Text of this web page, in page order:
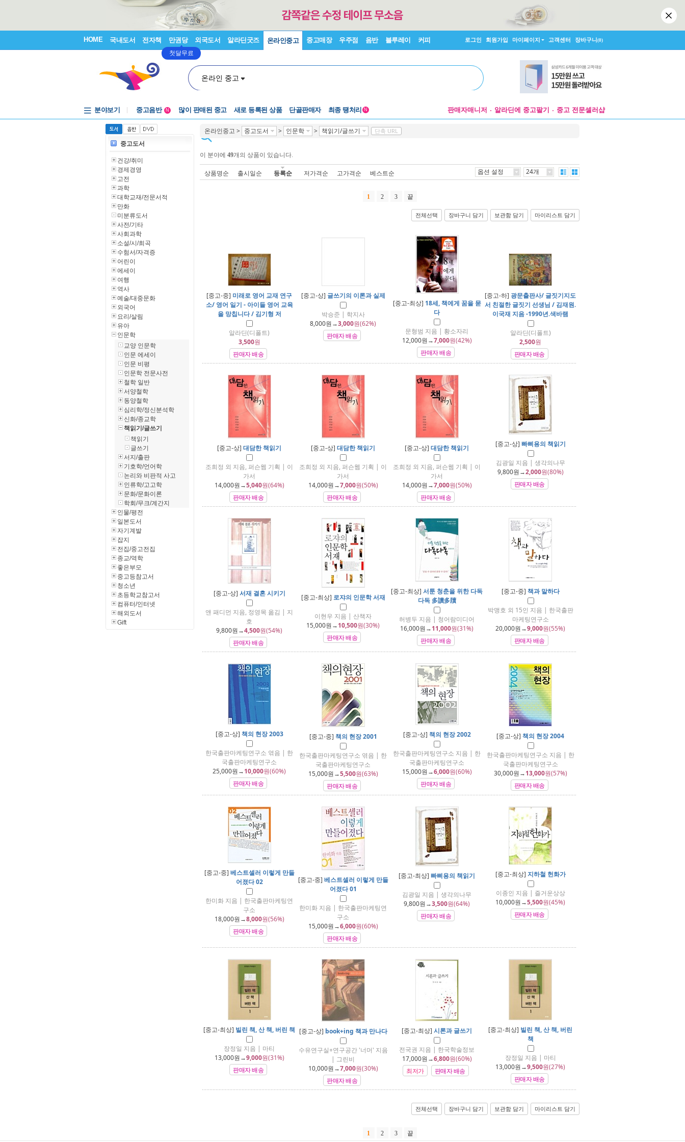
HOME 국내도서 전자책 만권당
첫달무료
외국도서 알라딘굿즈 온라인중고 중고매장 우주점 음반 블루레이 커피 로그인 회원가입 마이페이지 고객센터 장바구니(0)
온라인 중고
분야보기
중고음반
1천원부터
중고음반
N 많이 판매된 중고 새로 등록된 상품 단골판매자 최종 땡처리 N 판매자매니저 알라딘에 중고팔기 중고 전문셀러샵
온라인중고 > 중고도서 > 인문학 > 책읽기/글쓰기 단축 URL
이 분야에 49개의 상품이 있습니다.
상품명순 출시일순 등록순 저가격순 고가격순 베스트순 옵션 설정 24개
1 2 3 끝
전체선택 장바구니 담기 보관함 담기 마이리스트 담기
[중고-중] 미래로 영어 교재 연구
소/ 영어 일기 - 아이들 영어 교육
을 망칩니다 / 김기형 저
알라딘(디폴트)
3,500원
판매자 배송
[중고-상] 글쓰기의 이론과 실제
박승준 | 학지사
8,000원→3,000원(62%)
판매자 배송
[중고-최상] 18세, 책에게 꿈을 묻
다
문형범 지음 | 황소자리
12,000원→7,000원(42%)
판매자 배송
[중고-하] 광문출판사/ 글짓기지도
서 친절한 글짓기 선생님 / 김재원.
이국재 지음 -1990년.색바램
알라딘(디폴트)
2,500원
판매자 배송
[중고-상] 대담한 책읽기
조희정 외 지음, 퍼슨웹 기획 | 이
가서
14,000원→5,040원(64%)
판매자 배송
[중고-상] 대담한 책읽기
조희정 외 지음, 퍼슨웹 기획 | 이
가서
14,000원→7,000원(50%)
판매자 배송
[중고-상] 대담한 책읽기
조희정 외 지음, 퍼슨웹 기획 | 이
가서
14,000원→7,000원(50%)
판매자 배송
[중고-상] 빠삐용의 책읽기
김광일 지음 | 생각의나무
9,800원→2,000원(80%)
판매자 배송
[중고-상] 서재 결혼 시키기
앤 패디먼 지음, 정영목 옮김 | 지
호
9,800원→4,500원(54%)
판매자 배송
[중고-최상] 로쟈의 인문학 서재
이현우 지음 | 산책자
15,000원→10,500원(30%)
판매자 배송
[중고-최상] 서툰 청춘을 위한 다독
다독 多讀多牘
허병두 지음 | 청어람미디어
16,000원→11,000원(31%)
판매자 배송
[중고-중] 책과 말하다
박맹호 외 15인 지음 | 한국출판
마케팅연구소
20,000원→9,000원(55%)
판매자 배송
[중고-상] 책의 현장 2003
한국출판마케팅연구소 엮음 | 한
국출판마케팅연구소
25,000원→10,000원(60%)
판매자 배송
[중고-중] 책의 현장 2001
한국출판마케팅연구소 엮음 | 한
국출판마케팅연구소
15,000원→5,500원(63%)
판매자 배송
[중고-상] 책의 현장 2002
한국출판마케팅연구소 지음 | 한
국출판마케팅연구소
15,000원→6,000원(60%)
판매자 배송
[중고-상] 책의 현장 2004
한국출판마케팅연구소 지음 | 한
국출판마케팅연구소
30,000원→13,000원(57%)
판매자 배송
[중고-중] 베스트셀러 이렇게 만들
어졌다 02
한미화 지음 | 한국출판마케팅연
구소
18,000원→8,000원(56%)
판매자 배송
[중고-중] 베스트셀러 이렇게 만들
어졌다 01
한미화 지음 | 한국출판마케팅연
구소
15,000원→6,000원(60%)
판매자 배송
[중고-최상] 빠삐용의 책읽기
김광일 지음 | 생각의나무
9,800원→3,500원(64%)
판매자 배송
[중고-최상] 지하철 헌화가
이종인 지음 | 즐거운상상
10,000원→5,500원(45%)
판매자 배송
[중고-최상] 빌린 책, 산 책, 버린 책
장정일 지음 | 마티
13,000원→9,000원(31%)
판매자 배송
[중고-상] book+ing 책과 만나다
수유연구실+연구공간 '너머' 지음
| 그린비
10,000원→7,000원(30%)
판매자 배송
[중고-최상] 시론과 글쓰기
전국권 지음 | 한국학술정보
17,000원→6,800원(60%)
최저가
판매자 배송
[중고-최상] 빌린 책, 산 책, 버린
책
장정일 지음 | 마티
13,000원→9,500원(27%)
판매자 배송
전체선택 장바구니 담기 보관함 담기 마이리스트 담기
1 2 3 끝
중고도서
건강/취미
경제경영
고전
과학
대학교재/전문서적
만화
미분류도서
사전/기타
사회과학
소설/시/희곡
수험서/자격증
어린이
에세이
여행
역사
예술/대중문화
외국어
요리/살림
유아
인문학
교양 인문학
인문 에세이
인문 비평
인문학 전문사전
철학 일반
서양철학
동양철학
심리학/정신분석학
신화/종교학
책읽기/글쓰기
책읽기
글쓰기
서지/출판
기호학/언어학
논리와 비판적 사고
인류학/고고학
문화/문화이론
학회/무크/계간지
인물/평전
일본도서
자기계발
잡지
전집/중고전집
종교/역학
좋은부모
중고등참고서
청소년
초등학교참고서
컴퓨터/인터넷
해외도서
Gift